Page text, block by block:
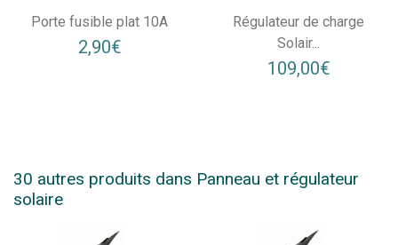
Porte fusible plat 10A
2,90€
Régulateur de charge
Solair...
109,00€
30 autres produits dans Panneau et régulateur
solaire